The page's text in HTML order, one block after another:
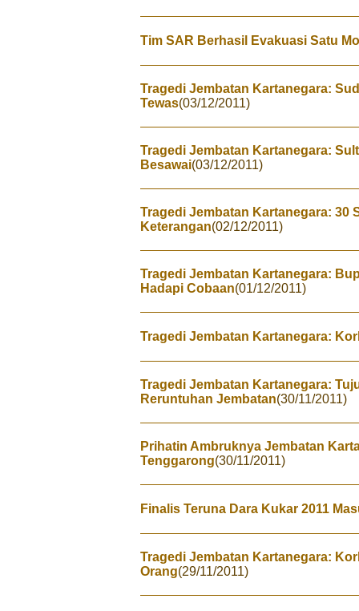
Tim SAR Berhasil Evakuasi Satu
Tragedi Jembatan Kartanegara:
Tewas(03/12/2011)
Tragedi Jembatan Kartanegara:
Besawai(03/12/2011)
Tragedi Jembatan Kartanegara: 30
Keterangan(02/12/2011)
Tragedi Jembatan Kartanegara:
Hadapi Cobaan(01/12/2011)
Tragedi Jembatan Kartanegara:
Tragedi Jembatan Kartanegara:
Reruntuhan Jembatan(30/11/2011)
Prihatin Ambruknya Jembatan
Tenggarong(30/11/2011)
Finalis Teruna Dara Kukar 2011
Tragedi Jembatan Kartanegara:
Orang(29/11/2011)